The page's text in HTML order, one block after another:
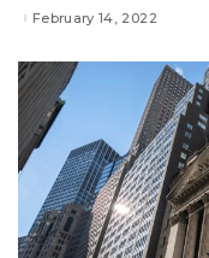
February 14, 2022